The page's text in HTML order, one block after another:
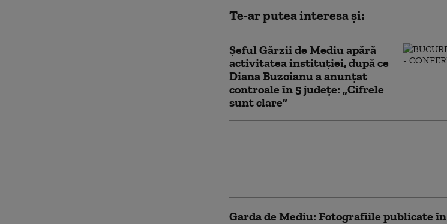
Te-ar putea interesa și:
Șeful Gărzii de Mediu apără
activitatea instituției, după ce
Diana Buzoianu a anunțat
controale în 5 județe: „Cifrele
sunt clare”
Garda de Mediu: Fotografiile publicate în